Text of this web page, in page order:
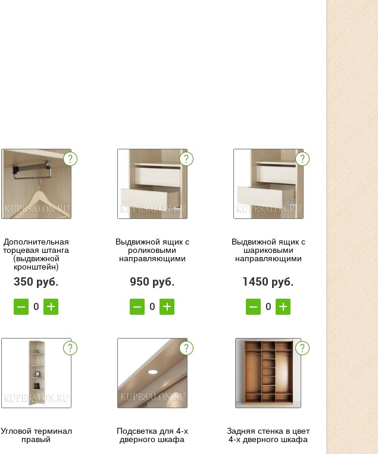
Дополнительная
торцевая штанга
(выдвижной
кронштейн)
350 руб.
Выдвижной ящик с
роликовыми
направляющими
950 руб.
Выдвижной ящик с
шариковыми
направляющими
1450 руб.
Угловой терминал
правый
Подсветка для 4-х
дверного шкафа
Задняя стенка в цвет
4-х дверного шкафа